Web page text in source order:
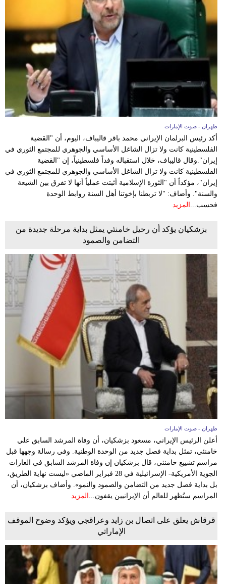
طهران - صوت الإمارات
أكد رئيس البرلمان الإيراني محمد باقر قاليباف، اليوم، أن "القضية
الفلسطينية كانت ولا تزال الشاغل الأساسي والجوهري للمجتمع الثوري في
إيران".وقال قاليباف، خلال استقباله وفداً فلسطينياً، إن "القضية
الفلسطينية كانت ولا تزال الشاغل الأساسي والجوهري للمجتمع الثوري في
إيران"، مؤكداً أن "الثورة الإسلامية أثبتت عملياً أنها لا تفرق بين الشيعة
والسنة". وأضاف: "لا تربطنا بإخوتنا أهل السنة روابط الوحدة
فحسب... المزيد
بزشكيان يؤكد أن رحيل خامنئي يمثل بداية مرحلة جديدة من
التضامن والصمود
طهران - صوت الإمارات
أعلن الرئيس الإيراني، مسعود بزشكيان، أن وفاة المرشد السابق علي
خامنئي، تمثل بداية فصل جديد من الوحدة الوطنية. وفي رسالة وجهها قبل
مراسم تشييع خامنئي، قال بزشكيان إن وفاة المرشد السابق في الغارات
الجوية الأمريكية- الإسرائيلية في 28 فبراير الماضي «ليست نهاية الطريق،
بل بداية فصل جديد من التضامن والصمود والنمو». وأضاف بزشكيان، أن
المراسم ستُظهر للعالم أن الإيرانيين يقفون... المزيد
قرقاش يعلق على اتصال بن زايد وعراقجي ويؤكد وضوح الموقف
الإماراتي